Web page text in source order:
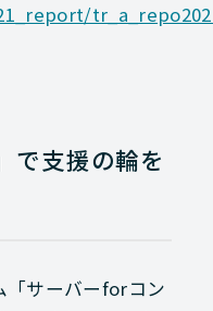
で支援の輪を
「サーバーforコン